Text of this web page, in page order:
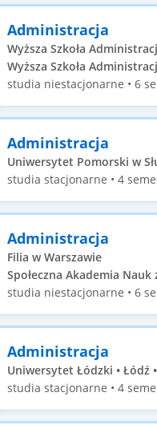
Administracja
Wyższa Szkoła
Wyższa Szkoła
studia niestacjonarne • 6
Administracja
Uniwersytet Pomorski w
studia stacjonarne • 4
Administracja
Filia w Warszawie
Społeczna Akademia
studia niestacjonarne • 6
Administracja
Uniwersytet Łódzki • Łódź
studia stacjonarne • 4